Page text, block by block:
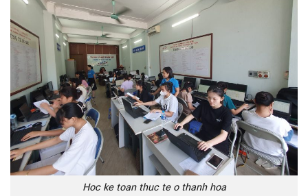
Hoc ke toan thuc te o thanh hoa